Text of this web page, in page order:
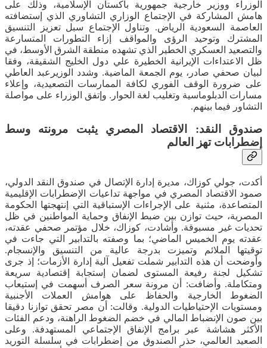
الوزراء ووزير خارجية جمهورية باكستان الإسلامية، وذلك على
هامش المشاركة في الإجتماع الوزاري التشاوري الذي إستضافته
العاصمة السعودية الرياض. وتناول الإجتماع سبل تعزيز التنسيق
المشترك وتوحيد الرؤى والمواقف إزاء التطورات المتسارعة
والتصعيد العسكري الخطير الذي تشهده منطقة الشرق الأوسط، في
ظل الاعتداءات الإيرانية الخطيرة علي دول الخليج الشقيقة، وفقا
لبيان صحفي صادر، يوم الجمعة الماضية. وشدد الوزيرعبد العاطي
على ضرورة الوقف الفوري لكافة الممارسات التصعيدية، وإعلاء
مسارات الدبلوماسية وتغليب لغة الحوار. وإتفق الوزراء على مواصلة
التشاور فيما بينهم.
صندوق النقد: الاقتصاد المصري يثبت مرونته وسط
إضطرابات تهز العالم
أكدت، جولي كوزاك، مديرة إدارة الإتصال في صندوق النقد الدولي،
صمود الاقتصاد المصري في مواجهة تداعيات الإضطرابات الإقليمية
المتصاعدة، مثنية على الإجراءات الإستباقية التي إنتهجتها الحكومة
المصرية، حيث توازن بين ضبط الإنفاق وحماية المواطنين في ظل
تحديات غير مسبوقة. وأشادت، كوزاك، خلال مؤتمر صحفي عقدته،
عقدته يوم الخميس الماضي؛ بما وصفته بالتدابير التي جاءت في
توقيتها الملائم وتميزت بدرجة عالية من التنسيق والإنسجام.
وأوضحت أن هذه التدابير شملت تفعيل آلية إدارة الأزمات؛ إذ جرى
تشكيل لجنة رفيعة المستوى لضمان إستجابة إقتصادية سريعة
ومتكاملة. وأضافت: أن مرونة سعر الصرف أسهمت في إستيعاب
الضغوط الخارجية والحفاظ على هوامش العملات الأجنبية
ومستويات الإحتياطيات الدولية. وقالت: أن مصر تحقق توازنا دقيقا
بين صون الإنضباط المالي في خضم الضغوط الراهنة، ودعم الفئات
الأكثر هشاشة عبر برامج الإنفاق الإجتماعي المستهدفة. وعلى
الصعيد العالمي، حذر الصندوق من إضطرابات في سلسلة التوريد